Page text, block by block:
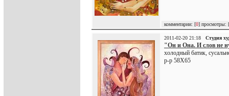
комментарии: [0] просмотры: [
2011-02-20 21:18 Студия
"Он и Она. И слов не
холодный батик,
р-р 58Х65